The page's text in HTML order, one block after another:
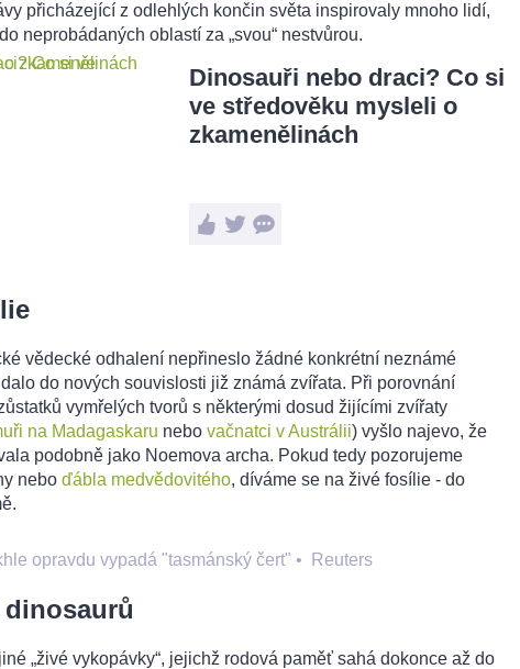
přicházející z odlehlých končin světa inspirovaly mnoho lidí,
neprobádaných oblastí za „svou“ nestvůrou.
Dinosauři nebo draci? Co si
ve středověku mysleli o
zkamenělinách
vědecké odhalení nepřineslo žádné konkrétní neznámé
do nových souvislosti již známá zvířata. Při porovnání
vymřelých tvorů s některými dosud žijícími zvířaty
na Madagaskaru nebo vačnatci v Austrálii) vyšlo najevo, že
podobně jako Noemova archa. Pokud tedy pozorujeme
nebo ďábla medvědovitého, díváme se na živé fosílie - do
opravdu vypadá "tasmánský čert" • Reuters
„živé vykopávky“, jejichž rodová paměť sahá dokonce až do